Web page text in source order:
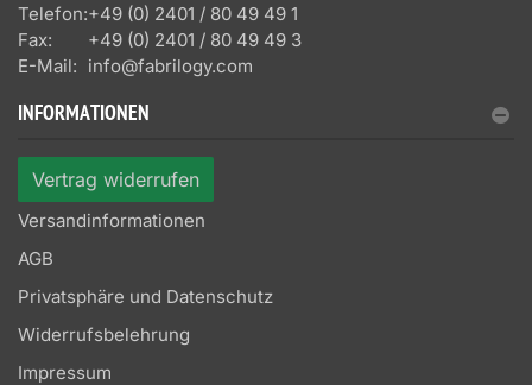
Telefon:+49 (0) 2401 / 80 49 49 1
Fax:
+49 (0) 2401 / 80 49 49 3
E-Mail: info@fabrilogy.com
INFORMATIONEN
Vertrag widerrufen
Versandinformationen
AGB
Privatsphäre und Datenschutz
Widerrufsbelehrung
Impressum